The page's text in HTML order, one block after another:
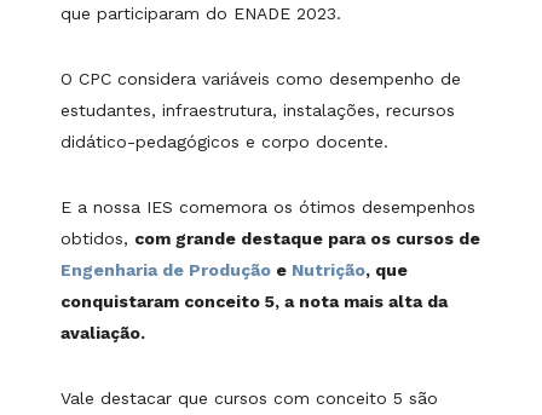
que participaram do ENADE 2023.
O CPC considera variáveis como desempenho de
estudantes, infraestrutura, instalações, recursos
didático-pedagógicos e corpo docente.
E a nossa IES comemora os ótimos desempenhos
obtidos, com grande destaque para os cursos de
Engenharia de Produção e Nutrição, que
conquistaram conceito 5, a nota mais alta da
avaliação.
Vale destacar que cursos com conceito 5 são